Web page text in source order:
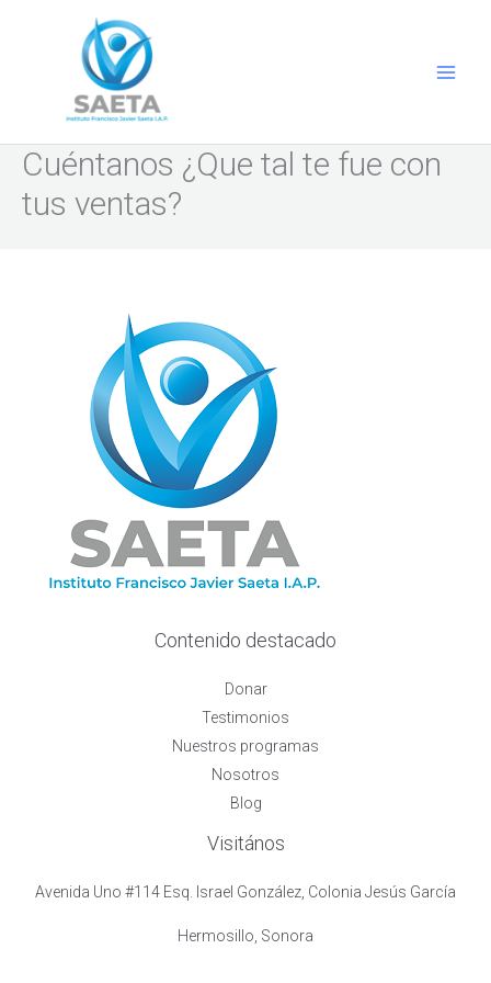
Cuéntanos ¿Que tal te fue con
tus ventas?
Contenido destacado
Donar
Testimonios
Nuestros programas
Nosotros
Blog
Visitános
Avenida Uno #114 Esq. Israel González, Colonia Jesús García
Hermosillo, Sonora